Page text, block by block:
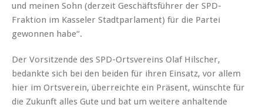
und meinen Sohn (derzeit Geschäftsführer der SPD-
Fraktion im Kasseler Stadtparlament) für die Partei
gewonnen habe“.
Der Vorsitzende des SPD-Ortsvereins Olaf Hilscher,
bedankte sich bei den beiden für ihren Einsatz, vor allem
hier im Ortsverein, überreichte ein Präsent, wünschte für
die Zukunft alles Gute und bat um weitere anhaltende